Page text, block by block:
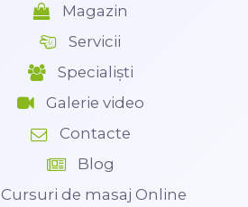
Magazin
Servicii
Specialiști
Galerie video
Contacte
Blog
Cursuri de masaj Online